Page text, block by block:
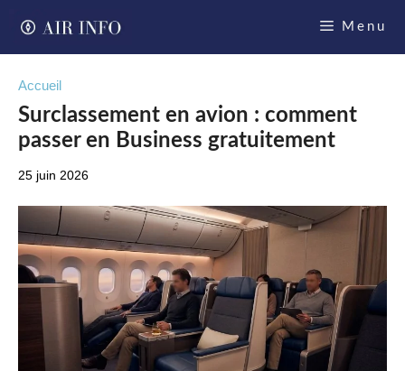
Menu
Accueil
Surclassement en avion : comment
passer en Business gratuitement
25 juin 2026